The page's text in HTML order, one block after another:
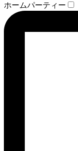
ホームパーティー